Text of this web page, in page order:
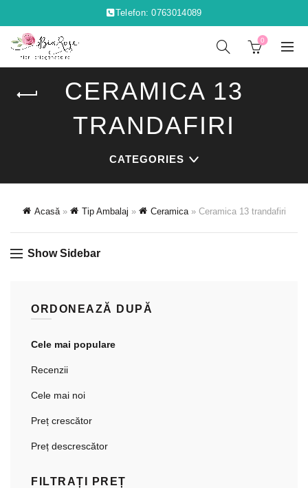
Telefon: 0763014089
0
CERAMICA 13
TRANDAFIRI
CATEGORIES
Acasă» Tip Ambalaj » Ceramica» Ceramica 13 trandafiri
Show Sidebar
ORDONEAZĂ DUPĂ
Cele mai populare
Recenzii
Cele mai noi
Preț crescător
Preț descrescător
FILTRAȚI PREȚ